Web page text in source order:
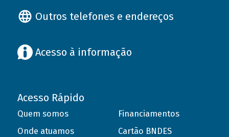
Outros telefones e endereços
Acesso à informação
Acesso Rápido
Quem somos
Onde atuamos
Financiamentos
Cartão BNDES